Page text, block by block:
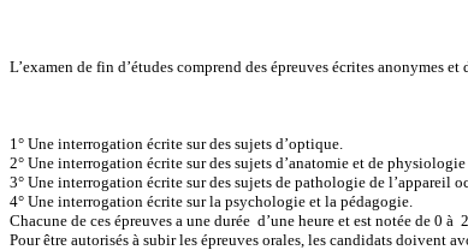
L’examen de fin d’études comprend des épreuves écrites anonymes
1° Une interrogation écrite sur des sujets d’optique.
2° Une interrogation écrite sur des sujets d’anatomie et de
3° Une interrogation écrite sur des sujets de pathologie de l’appareil
4° Une interrogation écrite sur la psychologie et la pédagogie.
Chacune de ces épreuves a une durée d’une heure et est notée de 0 à
Pour être autorisés à subir les épreuves orales, les candidats doivent